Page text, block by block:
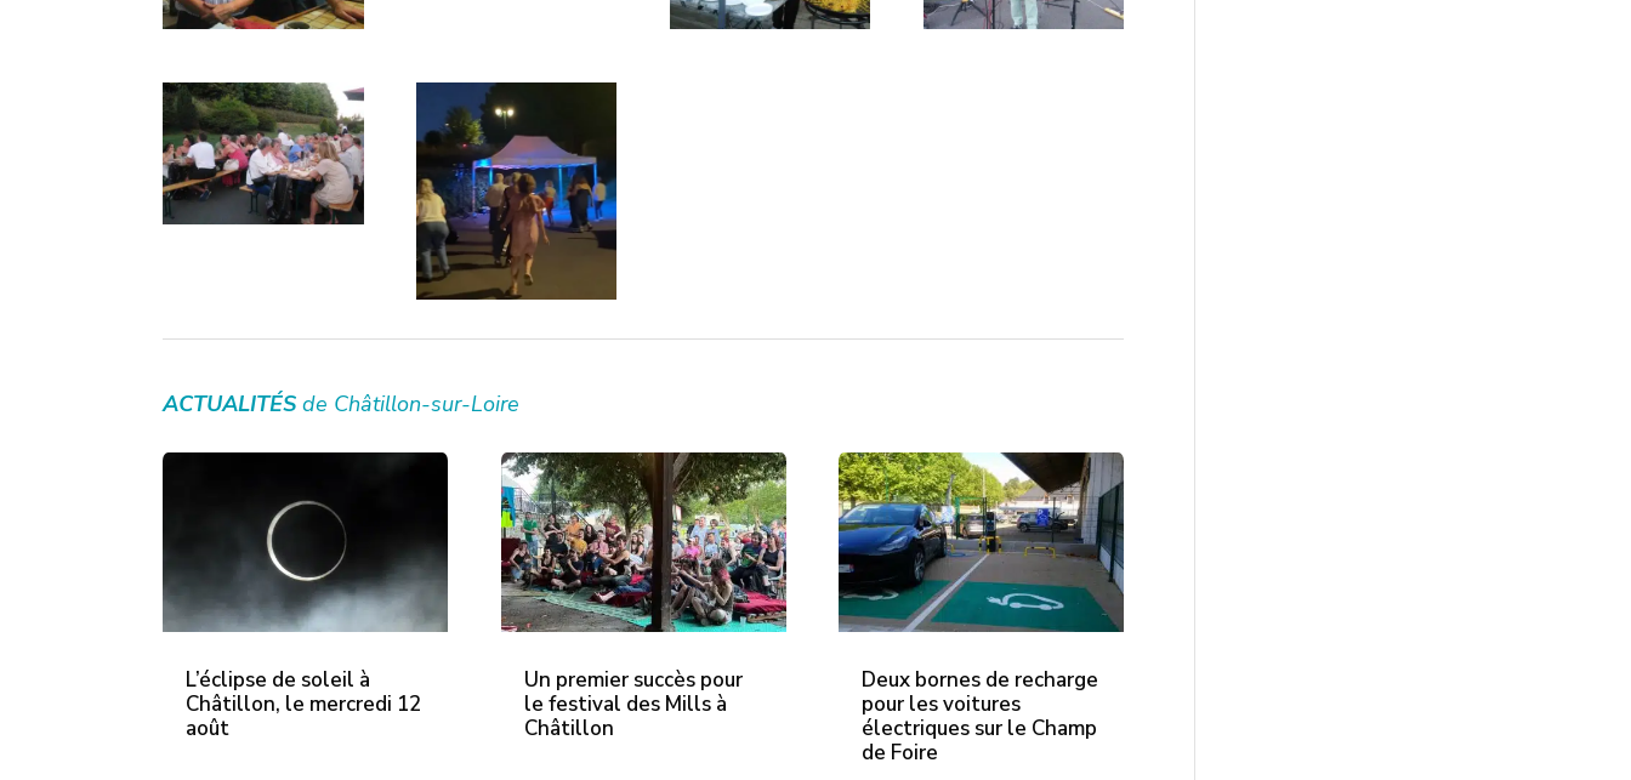
ACTUALITÉS de Châtillon-sur-Loire
L’éclipse de soleil à
Châtillon, le mercredi 12
août
Un premier succès pour
le festival des Mills à
Châtillon
Deux bornes de recharge
pour les voitures
électriques sur le Champ
de Foire